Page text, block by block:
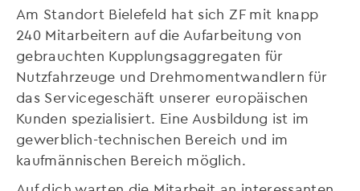
Am Standort Bielefeld hat sich ZF mit knapp
240 Mitarbeitern auf die Aufarbeitung von
gebrauchten Kupplungsaggregaten für
Nutzfahrzeuge und Drehmomentwandlern für
das Servicegeschäft unserer europäischen
Kunden spezialisiert. Eine Ausbildung ist im
gewerblich-technischen Bereich und im
kaufmännischen Bereich möglich.